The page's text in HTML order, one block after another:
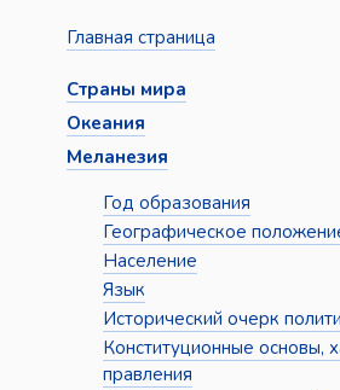
Главная страница
Страны мира
Океания
Меланезия
Год образования
Географическое
Население
Язык
Исторический очерк
Конституционные основы,
правления